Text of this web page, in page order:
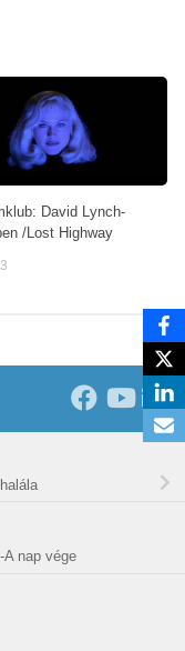
David Lynch-
/Lost Highway
A nap vége